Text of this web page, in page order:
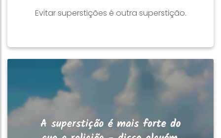
Evitar superstições é outra superstição.